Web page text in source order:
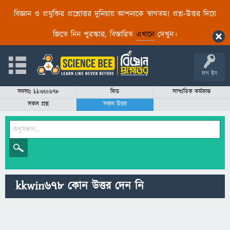
বিজ্ঞান ও প্রযুক্তির প্রশ্নোত্তর দুনিয়ায় আপনাকে স্বাগতম! প্রশ্ন-উত্তর দিয়ে
জিতে নিন পুরস্কার, বিস্তারিত এখানেদেখুন।
লগ ইন
সদস্যঃ kkwin678 ফিড
সাম্প্রতিক কর্মকান্ড
সকল প্রশ্ন
সকল উত্তর
kkwin678 কোন উত্তর দেন নি